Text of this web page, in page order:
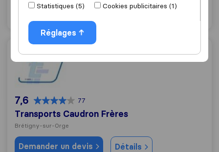
Transports Caudron Frères
7,6 77
Transports Caudron Frères
Brétigny-sur-Orge
Demander un devis Détails
Statistiques (5)
Cookies publicitaires (1)
Réglages